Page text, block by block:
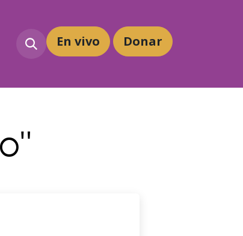
En vivo Donar